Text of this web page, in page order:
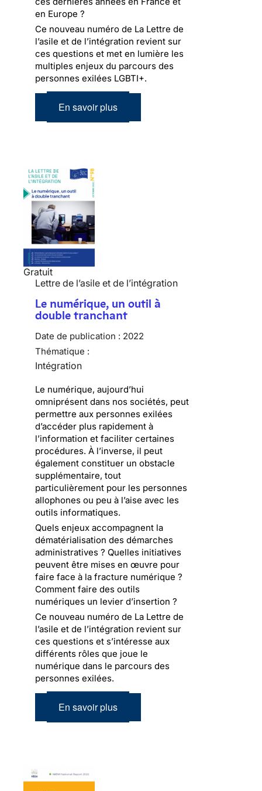
en Europe ?
Ce nouveau numéro de La Lettre de
l’asile et de l’intégration revient sur
ces questions et met en lumière les
multiples enjeux du parcours des
personnes exilées LGBTI+.
En savoir plus
Gratuit
Lettre de l’asile et de l’intégration
Le numérique, un outil à
double tranchant
Date de publication : 2022
Thématique :
Intégration
Le numérique, aujourd’hui
omniprésent dans nos sociétés, peut
permettre aux personnes exilées
d’accéder plus rapidement à
l’information et faciliter certaines
procédures. À l’inverse, il peut
également constituer un obstacle
supplémentaire, tout
particulièrement pour les personnes
allophones ou peu à l’aise avec les
outils informatiques.
Quels enjeux accompagnent la
dématérialisation des démarches
administratives ? Quelles initiatives
peuvent être mises en œuvre pour
faire face à la fracture numérique ?
Comment faire des outils
numériques un levier d’insertion ?
Ce nouveau numéro de La Lettre de
l’asile et de l’intégration revient sur
ces questions et s’intéresse aux
différents rôles que joue le
numérique dans le parcours des
personnes exilées.
En savoir plus